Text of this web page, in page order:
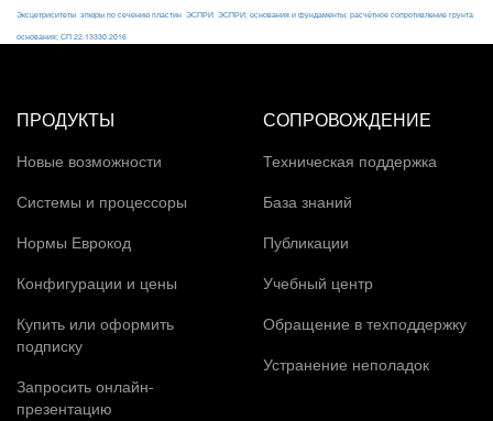
Эксцетриситеты эпюры по сечению пластин ЭСПРИ ЭСПРИ; основания и фундаменты; расчётное сопротивление грунта
основания; СП 22.13330.2016
ПРОДУКТЫ
Новые возможности
Системы и процессоры
Нормы Еврокод
Конфигурации и цены
Купить или оформить
подписку
Запросить онлайн-
презентацию
СОПРОВОЖДЕНИЕ
Техническая поддержка
База знаний
Публикации
Учебный центр
Обращение в техподдержку
Устранение неполадок